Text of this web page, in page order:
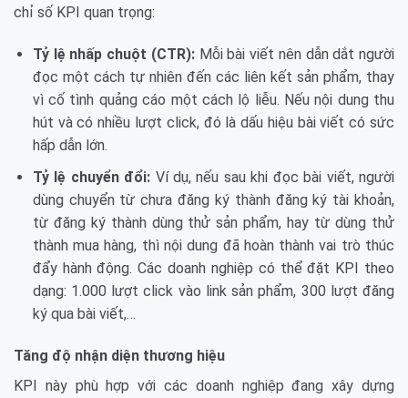
chỉ số KPI quan trọng:
Tỷ lệ nhấp chuột (CTR):Mỗi bài viết nên dẫn dắt người
đọc một cách tự nhiên đến các liên kết sản phẩm, thay
vì cố tình quảng cáo một cách lộ liễu. Nếu nội dung thu
hút và có nhiều lượt click, đó là dấu hiệu bài viết có sức
hấp dẫn lớn.
Tỷ lệ chuyển đổi: Ví dụ, nếu sau khi đọc bài viết, người
dùng chuyển từ chưa đăng ký thành đăng ký tài khoản,
từ đăng ký thành dùng thử sản phẩm, hay từ dùng thử
thành mua hàng, thì nội dung đã hoàn thành vai trò thúc
đẩy hành động. Các doanh nghiệp có thể đặt KPI theo
dạng: 1.000 lượt click vào link sản phẩm, 300 lượt đăng
ký qua bài viết,…
Tăng độ nhận diện thương hiệu
KPI này phù hợp với các doanh nghiệp đang xây dựng